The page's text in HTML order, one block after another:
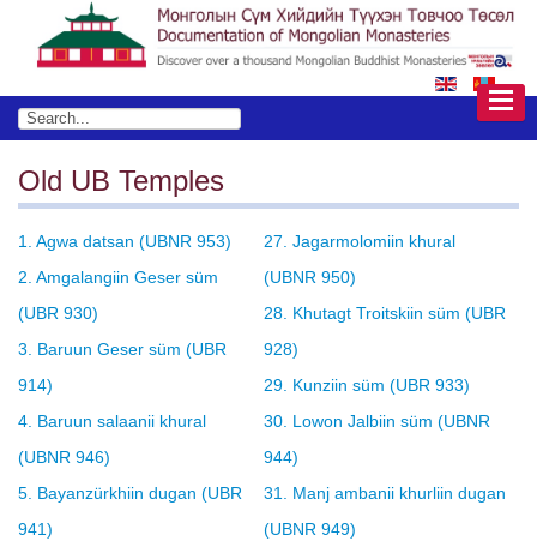
Old UB Temples
1. Agwa datsan (UBNR 953)
2. Amgalangiin Geser süm
(UBR 930)
3. Baruun Geser süm (UBR
914)
4. Baruun salaanii khural
(UBNR 946)
5. Bayanzürkhiin dugan (UBR
941)
27. Jagarmolomiin khural
(UBNR 950)
28. Khutagt Troitskiin süm (UBR
928)
29. Kunziin süm (UBR 933)
30. Lowon Jalbiin süm (UBNR
944)
31. Manj ambanii khurliin dugan
(UBNR 949)